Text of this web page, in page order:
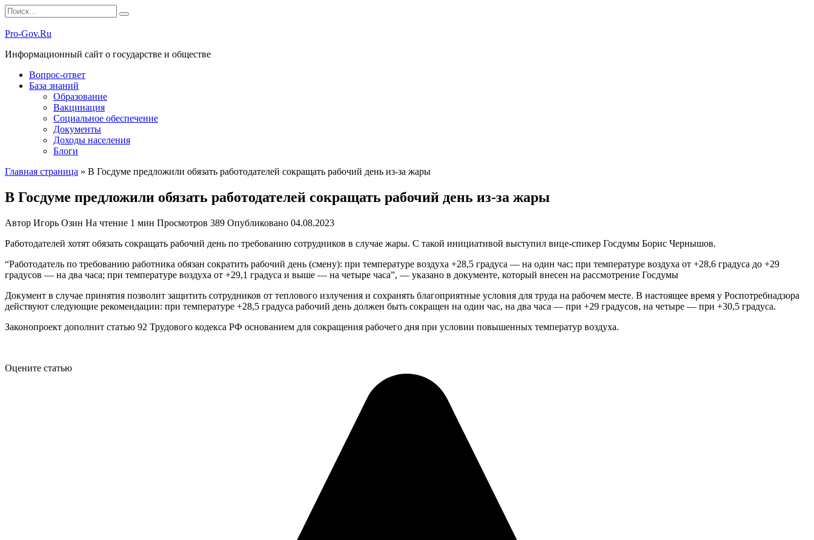
Перейти
к
содержанию
Search
for:
Pro-Gov.Ru
Информационный сайт о государстве и обществе
Вопрос-ответ
База знаний
Образование
Вакцинация
Социальное обеспечение
Документы
Доходы населения
Блоги
Главная страница » В Госдуме предложили обязать работодателей сокращать рабочий день из-за жары
В Госдуме предложили обязать работодателей сокращать рабочий день из-за жары
Автор Игорь Озин На чтение 1 мин Просмотров 389 Опубликовано 04.08.2023
Работодателей хотят обязать сокращать рабочий день по требованию сотрудников в случае жары. С такой инициативой выступил вице-спикер Госдумы Борис Чернышов.
“Работодатель по требованию работника обязан сократить рабочий день (смену): при температуре воздуха +28,5 градуса — на один час; при температуре воздуха от +28,6 градуса до +29
градусов — на два часа; при температуре воздуха от +29,1 градуса и выше — на четыре часа”, — указано в документе, который внесен на рассмотрение Госдумы
Документ в случае принятия позволит защитить сотрудников от теплового излучения и сохранять благоприятные условия для труда на рабочем месте. В настоящее время у Роспотребнадзора
действуют следующие рекомендации: при температуре +28,5 градуса рабочий день должен быть сокращен на один час, на два часа — при +29 градусов, на четыре — при +30,5 градуса.
Законопроект дополнит статью 92 Трудового кодекса РФ основанием для сокращения рабочего дня при условии повышенных температур воздуха.
Оцените статью